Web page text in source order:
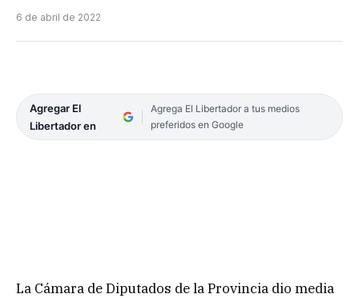
6 de abril de 2022
Agregar El
Libertador en
Agrega El Libertador a tus medios
preferidos en Google
La Cámara de Diputados de la Provincia dio media